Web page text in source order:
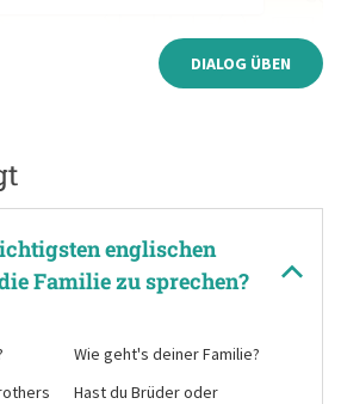
DIALOG ÜBEN
englischen
Familie zu sprechen?
Wie geht's deiner Familie?
Hast du Brüder oder